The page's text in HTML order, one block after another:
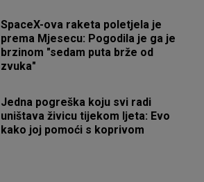
SpaceX-ova raketa poletjela je
prema Mjesecu: Pogodila je ga je
brzinom "sedam puta brže od
zvuka"
Jedna pogreška koju svi radi
uništava živicu tijekom ljeta: Evo
kako joj pomoći s koprivom